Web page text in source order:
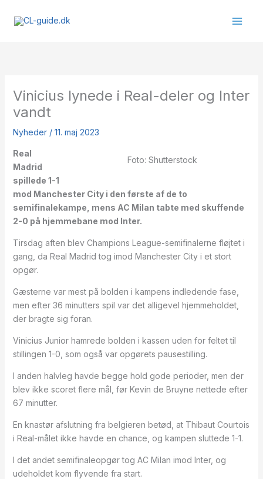
Vinicius lynede i Real-deler og Inter
vandt
Nyheder/ 11. maj 2023
Foto: Shutterstock
Real
Madrid
spillede 1-1
mod Manchester City i den første af de to
semifinalekampe, mens AC Milan tabte med skuffende
2-0 på hjemmebane mod Inter.
Tirsdag aften blev Champions League-semifinalerne fløjtet i
gang, da Real Madrid tog imod Manchester City i et stort
opgør.
Gæsterne var mest på bolden i kampens indledende fase,
men efter 36 minutters spil var det alligevel hjemmeholdet,
der bragte sig foran.
Vinicius Junior hamrede bolden i kassen uden for feltet til
stillingen 1-0, som også var opgørets pausestilling.
I anden halvleg havde begge hold gode perioder, men der
blev ikke scoret flere mål, før Kevin de Bruyne nettede efter
67 minutter.
En knastør afslutning fra belgieren betød, at Thibaut Courtois
i Real-målet ikke havde en chance, og kampen sluttede 1-1.
I det andet semifinaleopgør tog AC Milan imod Inter, og
udeholdet kom flyvende fra start.